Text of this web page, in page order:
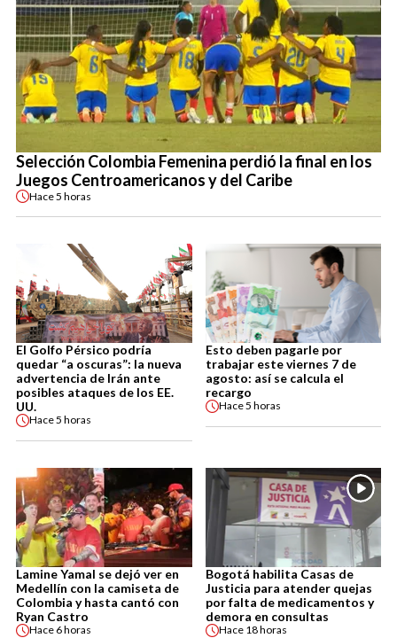
Selección Colombia Femenina perdió la final en los
Juegos Centroamericanos y del Caribe
Hace5 horas
El Golfo Pérsico podría
quedar “a oscuras”: la nueva
advertencia de Irán ante
posibles ataques de los EE.
UU.
Hace5 horas
Esto deben pagarle por
trabajar este viernes 7 de
agosto: así se calcula el
recargo
Hace5 horas
Lamine Yamal se dejó ver en
Medellín con la camiseta de
Colombia y hasta cantó con
Ryan Castro
Hace 6 horas
Bogotá habilita Casas de
Justicia para atender quejas
por falta de medicamentos y
demora en consultas
Hace 18 horas